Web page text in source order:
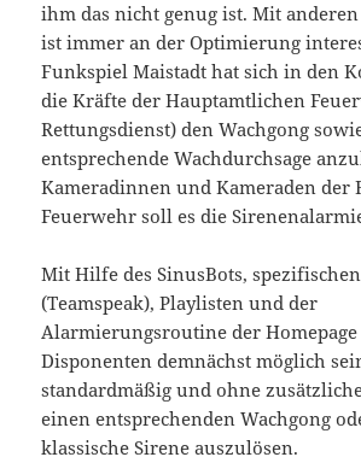
ihm das nicht genug ist. Mit
ist immer an der Optimierung
Funkspiel Maistadt hat sich in den
die Kräfte der Hauptamtlichen
Rettungsdienst) den Wachgong
entsprechende Wachdurchsage
Kameradinnen und Kameraden
Feuerwehr soll es die
Mit Hilfe des SinusBots,
(Teamspeak), Playlisten und der
Alarmierungsroutine der Homepage
Disponenten demnächst möglich
standardmäßig und ohne
einen entsprechenden Wachgong
klassische Sirene auszulösen.